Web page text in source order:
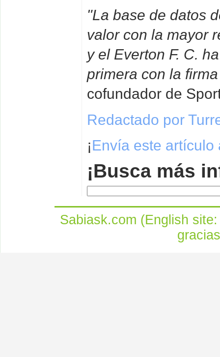
"La base de datos
valor con la mayor
y el Everton F. C.
primera con la
cofundador de
Redactado por
¡Envía este artículo
¡Busca más
Sabiask.com (English